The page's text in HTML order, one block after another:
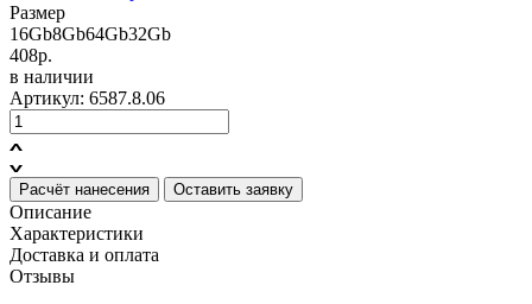
Размер
16Gb8Gb64Gb32Gb
408р.
в наличии
Артикул: 6587.8.06
Расчёт нанесения Оставить заявку
Описание
Характеристики
Доставка и оплата
Отзывы